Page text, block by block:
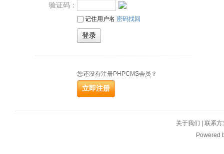
验证码：
记住用户名 密码找回
您还没有注册PHPCMS会员？
关于我们
联系方
Powered